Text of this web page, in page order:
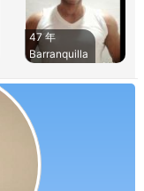
47 年
Barranquilla